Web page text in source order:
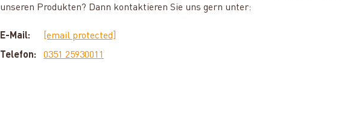
unseren Produkten? Dann kontaktieren Sie uns gern unter:
E-Mail:
[email protected]
Telefon:
0351 25930011